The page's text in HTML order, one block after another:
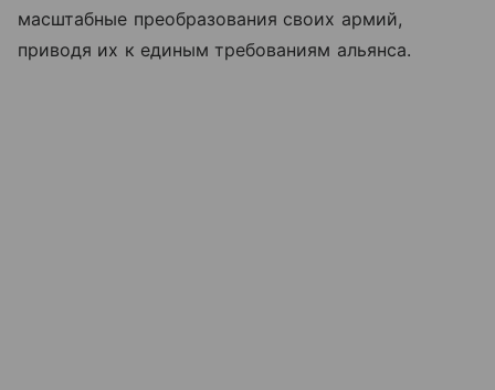
масштабные преобразования своих армий,
приводя их к единым требованиям альянса.